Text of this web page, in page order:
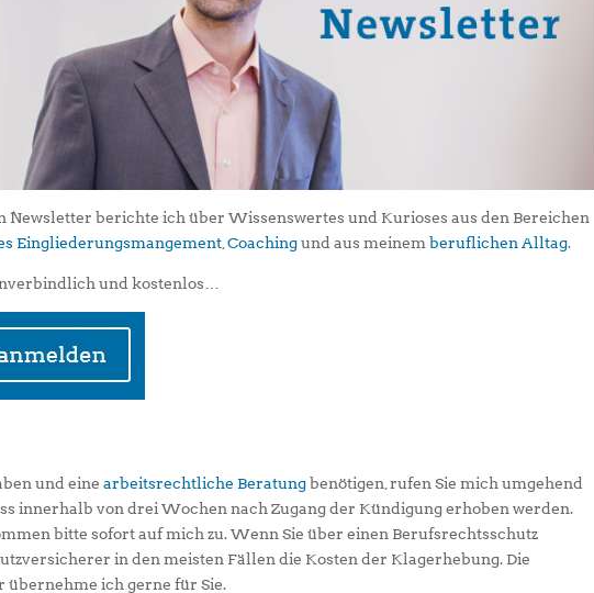
berichte ich über Wissenswertes und Kurioses aus den Bereichen
Eingliederungsmangement ,Coachingund aus meinemberuflichen Alltag.
und kostenlos…
und einearbeitsrechtliche Beratungbenötigen, rufen Sie mich umgehend
innerhalb von drei Wochen nach Zugang der Kündigung erhoben werden.
bitte sofort auf mich zu. Wenn Sie über einen Berufsrechtsschutz
in den meisten Fällen die Kosten der Klagerhebung. Die
ich gerne für Sie.